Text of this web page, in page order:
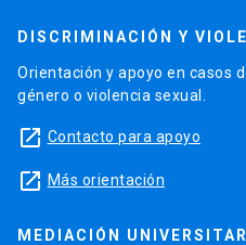
DISCRIMINACIÓN Y
Orientación y apoyo en casos
género o violencia sexual.
launch Contacto para apoyo
launch Más orientación
MEDIACIÓN